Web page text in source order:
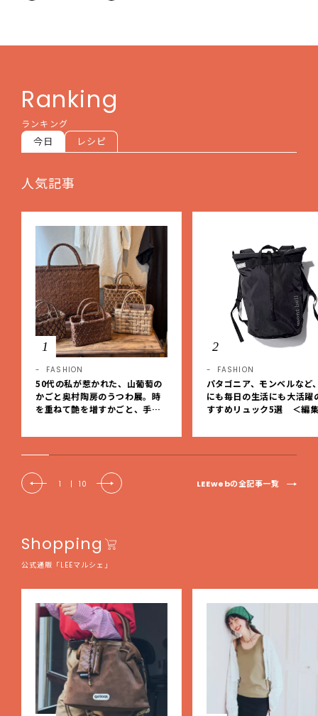
Ranking
ランキング
今日 レシピ
人気記事
1
FASHION
50代の私が惹かれた、山葡萄の
かごと奥村陶房のうつわ展。時
を重ねて艶を増すかごと、手仕
EE DAYS club tanpopo】
2
FASHION
パタゴニア、モンベルなど
にも毎日の生活にも大活躍
すすめリュック5選 ＜編
1 | 10 LEEwebの全記事一覧
Shopping
公式通販「LEEマルシェ」